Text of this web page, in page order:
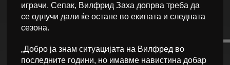
играчи. Сепак, Вилфрид Заха допрва треба да
се одлучи дали ќе остане во екипата и следната
сезона.
„Добро ја знам ситуацијата на Вилфред во
последните години, но имавме навистина добар